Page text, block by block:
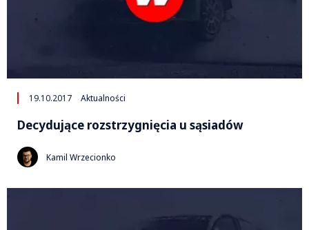
19.10.2017 Aktualności
Decydujące rozstrzygnięcia u sąsiadów
Kamil Wrzecionko